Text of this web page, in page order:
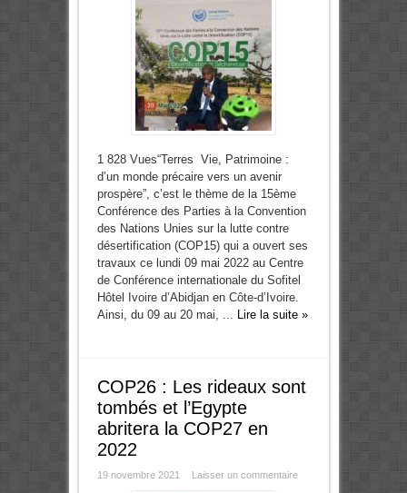
1 828 Vues“Terres Vie, Patrimoine :
d’un monde précaire vers un avenir
prospère”, c’est le thème de la 15ème
Conférence des Parties à la Convention
des Nations Unies sur la lutte contre
désertification (COP15) qui a ouvert ses
travaux ce lundi 09 mai 2022 au Centre
de Conférence internationale du Sofitel
Hôtel Ivoire d’Abidjan en Côte-d’Ivoire.
Ainsi, du 09 au 20 mai, ... Lire la suite »
COP26 : Les rideaux sont
tombés et l’Egypte
abritera la COP27 en
2022
19 novembre 2021 Laisser un commentaire